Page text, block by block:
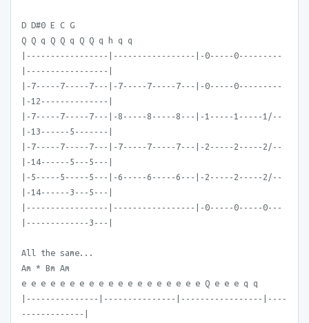
D D#0 E C G
Q Q q Q Q q Q Q q h q q
|-----------------|-----------------|-0-----0---------
|-----------------|
|-7-----7-----7---|-7-----7-----7---|-0-----0---------
|-12--------------|
|-7-----7-----7---|-8-----8-----8---|-1-----1-----1/--
|-13------5-------|
|-7-----7-----7---|-7-----7-----7---|-2-----2-----2/--
|-14------5---5---|
|-5-----5-----5---|-6-----6-----6---|-2-----2-----2/--
|-14------3---5---|
|-----------------|-----------------|-0-----0-----0---
|-------------3---|
All the same...
Am * Bm Am
e e e e e e e e e e e e e e e e e e e Q e e e q q
|---------------|---------------|-----------------|----
-------------|